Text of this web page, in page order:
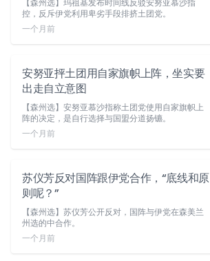
【森州选】玛祖基发布时间线反驳安努亚慕沙指
控，反斥伊党利用卑劣手段排挤土团党。
一个月前
安努亚抨土团用自家旗帜上阵，坐实要
出走自立意图
【森州选】安努亚慕沙指称土团党使用自家旗帜上
阵的决定，是自行选择与国盟分道扬镳。
一个月前
苏仪芳反对国阵跟伊党合作，“底线和原
则呢？”
【森州选】苏仪芳公开反对，国阵与伊党在森美兰
州选的中合作。
一个月前